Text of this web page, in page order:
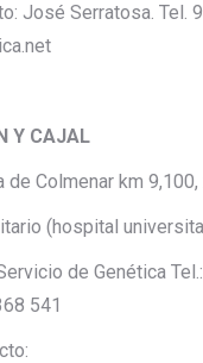
José Serratosa. Tel.
Y CAJAL
de Colmenar km
(hospital
de Genética
541